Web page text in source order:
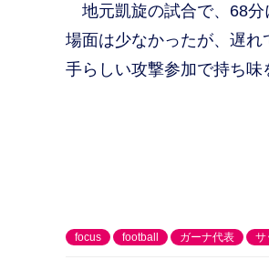
地元凱旋の試合で、68分
場面は少なかったが、遅
手らしい攻撃参加で持ち味
focus football ガーナ代表 サ